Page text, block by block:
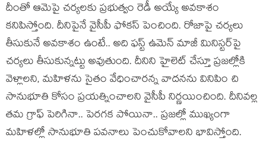
దీంతో ఆమెపై చ‌ర్య‌ల‌కు ప్ర‌భుత్వం రెడీ అయ్యే అవ‌కాశం
క‌నిపిస్తోంది. దీనిపైనే వైసీపీ ఫోక‌స్ పెంచింది. రోజాపై చ‌ర్య‌లు
తీసుకునే అవ‌కాశం ఉంటే.. అది ఫ‌స్ట్ ఉమెన్ మాజీ మినిస్ట‌ర్‌పై
చ‌ర్య‌లు తీసుకున్న‌ట్టు అవుతుంది. దీనిని హైలెట్ చేస్తూ ప్ర‌జ‌ల్లోకి
వెళ్లాల‌ని, మ‌హిళ‌ను సైతం వేధించార‌న్న వాద‌న‌ను వినిపిం చి
సానుభూతి కోసం ప్ర‌య‌త్నించాల‌ని వైసీపీ నిర్ణ‌యించింది. దీనివ‌ల్ల
త‌మ గ్రాఫ్ పెరిగినా.. పెర‌గ‌క పోయినా.. ప్ర‌జ‌ల్లో ముఖ్యంగా
మ‌హిళ‌ల్లో సానుభూతి ప‌వ‌నాలు పెంచుకోవాల‌ని భావిస్తోంది.